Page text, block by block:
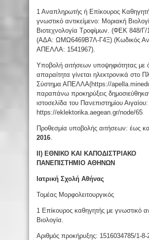
1 Αναπληρωτής ή Επίκουρος
γνωστικό αντικείμενο: Μοριακή
Βιοτεχνολογία Τροφίμων. (ΦΕΚ 848/Γ/
(ΑΔΑ: ΩΜΩ6469Β7Λ-Γ4Ξ) (Κωδικός
ΑΠΕΛΛΑ: 1541967).
Υποβολή αιτήσεων υποψηφιότητας με
απαραίτητα γίνεται ηλεκτρονικά στο
Σύστημα ΑΠΕΛΛΑ(https://
παραπάνω προκηρύξεις
ιστοσελίδα του Πανεπιστημίου Αιγαίου:
https://eklektorika.aegean.gr/node/65
Προθεσμία υποβολής αιτήσεων: έως
2016
ΙΙ) ΕΘΝΙΚΟ ΚΑΙ ΚΑΠΟΔΙΣΤΡΙΑΚΟ
ΠΑΝΕΠΙΣΤΗΜΙΟ ΑΘΗΝΩΝ
Ιατρική Σχολή Αθήνας
Τομέας Μορφολειτουργικός
1 Επίκουρος καθηγητής με γνωστικό
Βιολογία.
Αριθμός προκήρυξης: 1516034785/1-8-